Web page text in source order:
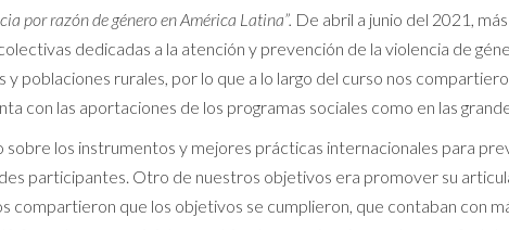
por razón de género en América Latina”. De abril a junio del 2021,
dedicadas a la atención y prevención de la violencia de
poblaciones rurales, por lo que a lo largo del curso nos
con las aportaciones de los programas sociales como en las
los instrumentos y mejores prácticas internacionales para
participantes. Otro de nuestros objetivos era promover su
compartieron que los objetivos se cumplieron, que contaban con